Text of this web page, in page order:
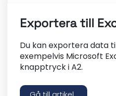
Exportera till
Du kan exportera data
exempelvis Microsoft
knapptryck i A2.